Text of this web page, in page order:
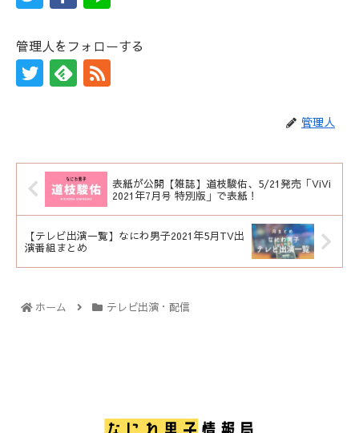
管理人をフォローする
管理人
表紙が公開【雑誌】道枝駿佑、5/21発売「ViVi
2021年7月号 特別版」で表紙！
【テレビ出演一覧】なにわ男子2021年5月TV出
演番組まとめ
ホーム テレビ出演・配信